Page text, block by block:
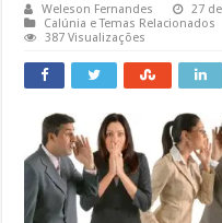
Weleson Fernandes
27
Calúnia e Temas Relacionados
387 Visualizações